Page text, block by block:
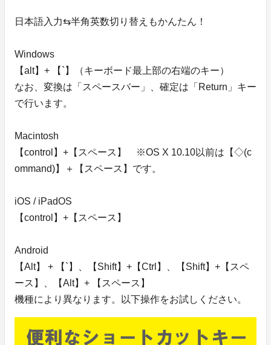
日本語入力⇆半角英数切り替えもかんたん！
Windows
【alt】+ 【`】（キーボード最上部の右端のキー）
なお、変換は「スペースバー」、確定は「Return」キー
で行います。
Macintosh
【control】+【スペース】 ※OS X 10.10以前は【◇(c
ommand)】＋【スペース】です。
iOS / iPadOS
【control】+【スペース】
Android
【Alt】 + 【`】、【Shift】+【Ctrl】、【Shift】+【スペ
ース】、【Alt】+ 【スペース】
機種により異なります。以下操作をお試しください。